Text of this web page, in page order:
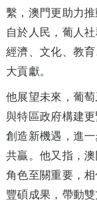
繫，澳門更助力
自於人民，葡人
經濟、文化、教
大貢獻。
他展望未來，葡
與特區政府構建
創造新機遇，進
共贏。他又指，
角色至關重要，
豐碩成果，帶動